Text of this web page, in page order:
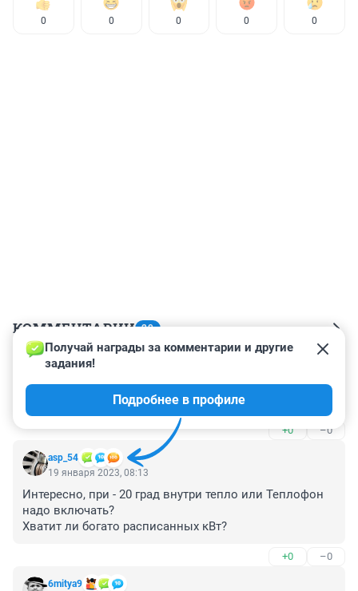
0 0 0 0 0
КОММЕНТАРИИ 29
Гость
На сколько хватит батареи при морозе -30 С?
+0 –0
asp_54
Получай награды за комментарии и другие
задания!
Подробнее в профиле
19 января 2023, 08:13
Интересно, при - 20 град внутри тепло или Теплофон
надо включать?
Хватит ли богато расписанных кВт?
+0 –0
6mitya9